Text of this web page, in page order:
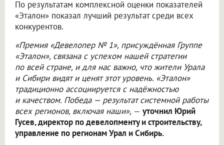
По результатам комплексной оценки показателей
«Эталон» показал лучший результат среди всех
конкурентов.
«Премия «Девелопер № 1», присуждённая Группе
«Эталон», связана с успехом нашей стратегии
по всей стране, и для нас важно, что жители Урала
и Сибири видят и ценят этот уровень. «Эталон»
традиционно ассоциируется с надёжностью
и качеством. Победа — результат системной работы
всех регионов, включая наши», — уточнил Юрий
Гусев, директор по девелопменту и строительству,
управление по регионам Урал и Сибирь.